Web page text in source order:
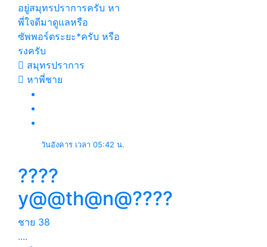
อยู่สมุทรปราการครับ หา
พี่ใจดีมาดูแลหรือ
ซัพพอร์ตระยะ*ครับ หรือ
รงครับ
สมุทรปราการ
หาพี่ชาย
วันอังคาร เวลา 05:42 น.
????
y@@th@n@????
ชาย 38
....